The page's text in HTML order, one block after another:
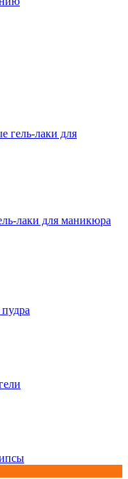
гель-лаки для
лаки для маникюра